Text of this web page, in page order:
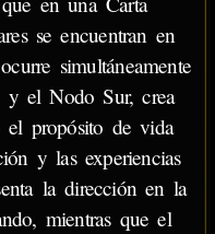
se encuentran en
simultáneamente
y el Nodo Sur, crea
el propósito de vida
y las experiencias
la dirección en la
mientras que el